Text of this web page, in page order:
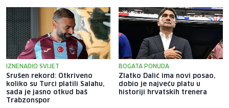
IZNENADIO SVIJET
Srušen rekord: Otkriveno
koliko su Turci platili Salahu,
sada je jasno otkud baš
Trabzonspor
BOGATA PONUDA
Zlatko Dalić ima novi posao,
dobio je najveću platu u
historiji hrvatskih trenera